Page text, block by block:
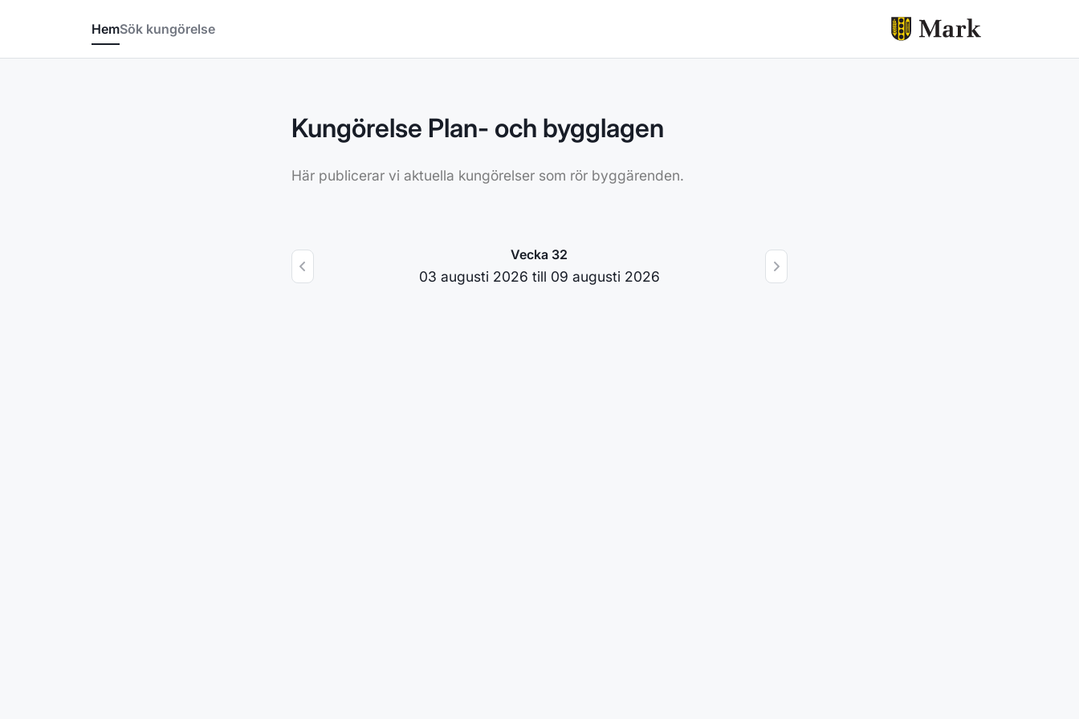
HemSök kungörelse
Kungörelse Plan- och bygglagen
Här publicerar vi aktuella kungörelser som rör byggärenden.
Vecka 32
03 augusti 2026 till 09 augusti 2026